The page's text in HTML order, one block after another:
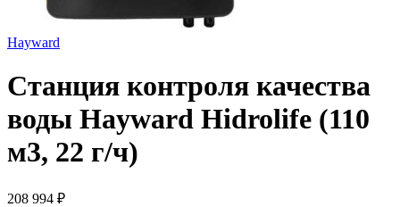
Hayward
Станция контроля качества
воды Hayward Hidrolife (110
м3, 22 г/ч)
208 994 ₽